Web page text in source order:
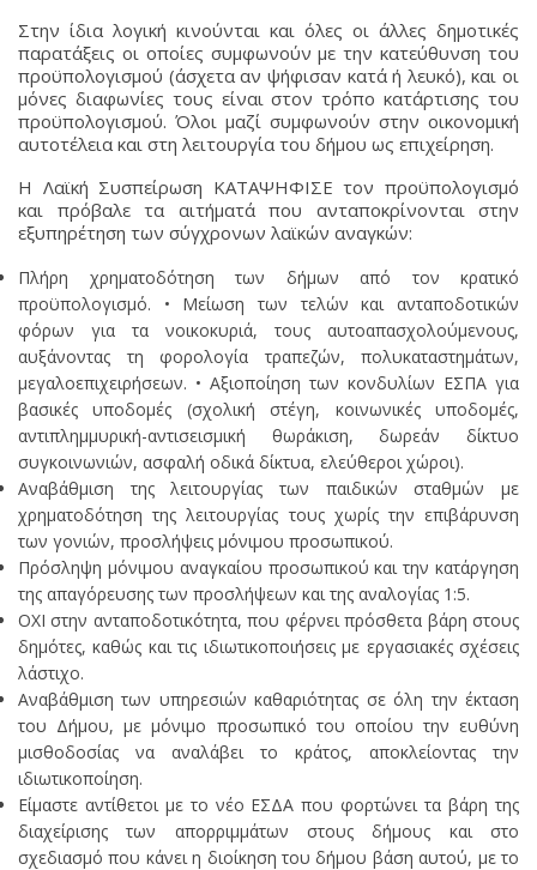
Στην ίδια λογική κινούνται και όλες οι άλλες δημοτικές
παρατάξεις οι οποίες συμφωνούν με την κατεύθυνση του
προϋπολογισμού (άσχετα αν ψήφισαν κατά ή λευκό), και οι
μόνες διαφωνίες τους είναι στον τρόπο κατάρτισης του
προϋπολογισμού. Όλοι μαζί συμφωνούν στην οικονομική
αυτοτέλεια και στη λειτουργία του δήμου ως επιχείρηση.
Η Λαϊκή Συσπείρωση ΚΑΤΑΨΗΦΙΣΕ τον προϋπολογισμό
και πρόβαλε τα αιτήματά που ανταποκρίνονται στην
εξυπηρέτηση των σύγχρονων λαϊκών αναγκών:
Πλήρη χρηματοδότηση των δήμων από τον κρατικό
προϋπολογισμό. • Μείωση των τελών και ανταποδοτικών
φόρων για τα νοικοκυριά, τους αυτοαπασχολούμενους,
αυξάνοντας τη φορολογία τραπεζών, πολυκαταστημάτων,
μεγαλοεπιχειρήσεων. • Αξιοποίηση των κονδυλίων ΕΣΠΑ για
βασικές υποδομές (σχολική στέγη, κοινωνικές υποδομές,
αντιπλημμυρική-αντισεισμική θωράκιση, δωρεάν δίκτυο
συγκοινωνιών, ασφαλή οδικά δίκτυα, ελεύθεροι χώροι).
Αναβάθμιση της λειτουργίας των παιδικών σταθμών με
χρηματοδότηση της λειτουργίας τους χωρίς την επιβάρυνση
των γονιών, προσλήψεις μόνιμου προσωπικού.
Πρόσληψη μόνιμου αναγκαίου προσωπικού και την κατάργηση
της απαγόρευσης των προσλήψεων και της αναλογίας 1:5.
ΟΧΙ στην ανταποδοτικότητα, που φέρνει πρόσθετα βάρη στους
δημότες, καθώς και τις ιδιωτικοποιήσεις με εργασιακές σχέσεις
λάστιχο.
Αναβάθμιση των υπηρεσιών καθαριότητας σε όλη την έκταση
του Δήμου, με μόνιμο προσωπικό του οποίου την ευθύνη
μισθοδοσίας να αναλάβει το κράτος, αποκλείοντας την
ιδιωτικοποίηση.
Είμαστε αντίθετοι με το νέο ΕΣΔΑ που φορτώνει τα βάρη της
διαχείρισης των απορριμμάτων στους δήμους και στο
σχεδιασμό που κάνει η διοίκηση του δήμου βάση αυτού, με το